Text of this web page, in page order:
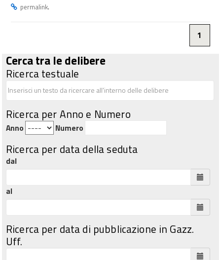
permalink.
1
Cerca tra le delibere
Ricerca testuale
Ricerca per Anno e Numero
Anno Numero
Ricerca per data della seduta
dal
al
Ricerca per data di pubblicazione in Gazz.
Uff.